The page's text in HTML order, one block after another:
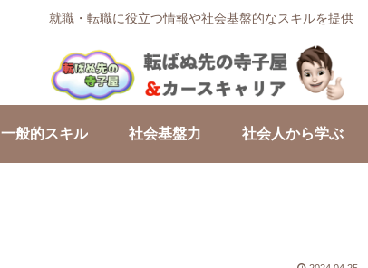
就職・転職に役立つ情報や社会基盤的なスキルを提供
一般的スキル 社会基盤力 社会人から学ぶ